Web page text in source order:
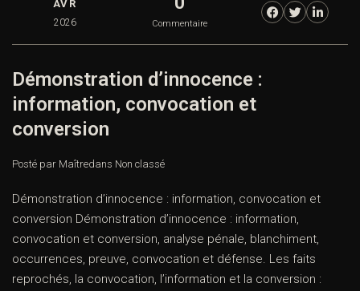
AVR
2026 Commentaire
Démonstration d’innocence :
information, convocation et
conversion
Posté par Maîtredans Non classé
Démonstration d’innocence : information, convocation et
conversion Démonstration d’innocence : information,
convocation et conversion, analyse pénale, blanchiment,
occurrences, preuve, convocation et défense. Les faits
reprochés, la convocation, l’information et la conversion :